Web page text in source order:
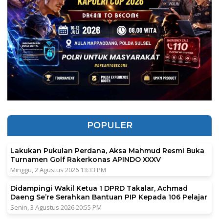
POPULER
Lakukan Pukulan Perdana, Aksa Mahmud Resmi Buka
Turnamen Golf Rakerkonas APINDO XXXV
Minggu, 2 Agustus 2026 13:33 PM
Didampingi Wakil Ketua 1 DPRD Takalar, Achmad
Daeng Se’re Serahkan Bantuan PIP Kepada 106 Pelajar
Senin, 3 Agustus 2026 20:55 PM